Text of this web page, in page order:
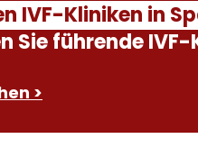
IVF-Kliniken in
Sie führende
>